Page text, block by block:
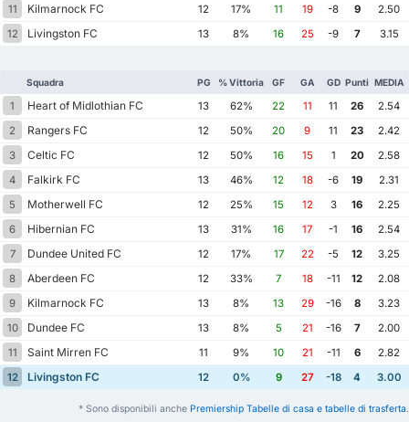
11
Kilmarnock FC 12 17% 11 19 -8 9
2.50
12
Livingston FC 13 8% 16 25 -9 7 3.15
Squadra PG % Vittoria GF GA GD Punti MEDIA
1 Heart of Midlothian FC 13 62% 22 11 11 26
2.54
2
Rangers FC 12 50% 20 9 11 23
2.42
3
Celtic FC 12 50% 16 15 1 20
2.58
4
Falkirk FC 13 46% 12 18 -6 19
2.31
5
Motherwell FC 12 25% 15 12 3 16
2.25
6
Hibernian FC 13 31% 16 17 -1 16
2.54
7
Dundee United FC 12 17% 17 22 -5 12
3.25
8
Aberdeen FC 12 33% 7 18 -11 12
2.08
9
Kilmarnock FC 13 8% 13 29 -16 8
3.23
10
Dundee FC 13 8% 5 21 -16 7
2.00
11
Saint Mirren FC 11 9% 10 21 -11 6
2.82
12
Livingston FC 12 0% 9 27 -18 4 3.00
* Sono disponibili anche Premiership Tabelle di casa e tabelle di trasferta.